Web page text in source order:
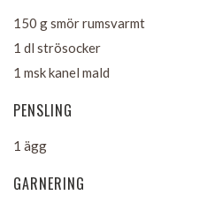
150 g smör rumsvarmt
1 dl strösocker
1 msk kanel mald
PENSLING
1 ägg
GARNERING